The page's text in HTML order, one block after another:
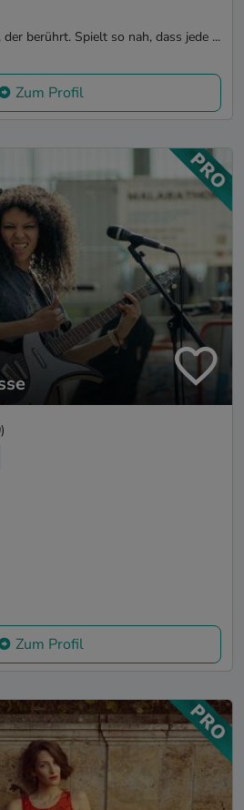
berührt. Spielt so nah, dass jede ...
Zum Profil
Zum Profil